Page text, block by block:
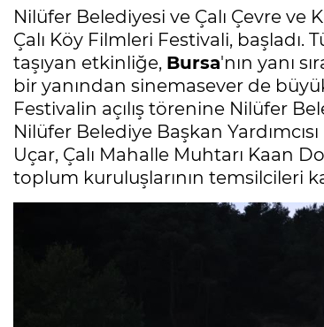
Nilüfer Belediyesi ve Çalı Çevre
Çalı Köy Filmleri Festivali, başladı.
taşıyan etkinliğe, Bursa'nın yanı
bir yanından sinemasever de
Festivalin açılış törenine Nilüfer
Nilüfer Belediye Başkan
Uçar, Çalı Mahalle Muhtarı Kaan
toplum kuruluşlarının temsilcileri